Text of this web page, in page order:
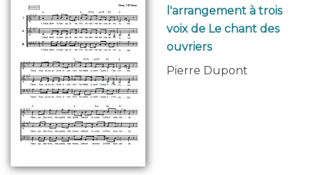
l'arrangement à trois
voix de Le chant des
ouvriers
Pierre Dupont